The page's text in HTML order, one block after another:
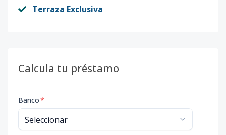
Terraza Exclusiva
Calcula tu préstamo
Banco*